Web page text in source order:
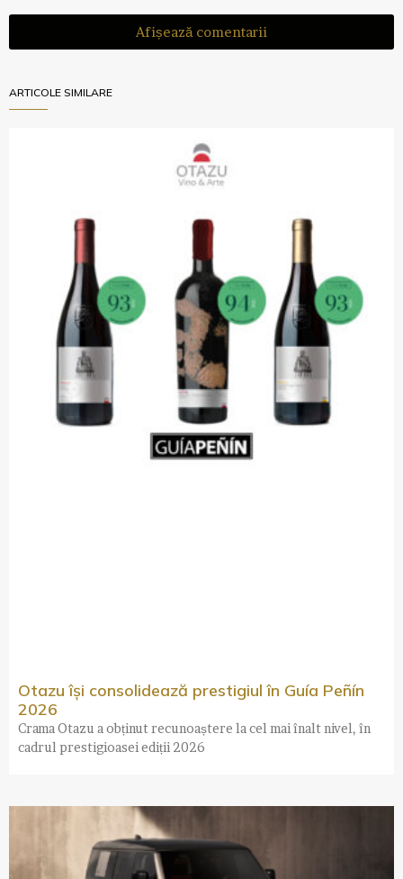
Afișează comentarii
ARTICOLE SIMILARE
Otazu își consolidează prestigiul în Guía Peñín
2026
Crama Otazu a obținut recunoaștere la cel mai înalt nivel, în
cadrul prestigioasei ediții 2026